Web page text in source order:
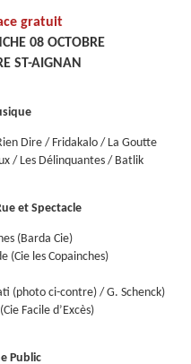
gratuit
08 OCTOBRE
ST-AIGNAN
Dire / Fridakalo / La Goutte
/ Les Délinquantes / Batlik
et Spectacle
(Barda Cie)
les Copainches)
(photo ci-contre) / G. Schenck)
Facile d’Excès)
Public